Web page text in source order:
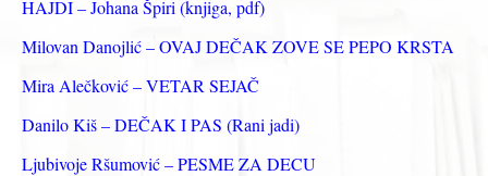
а
HAJDI – Johana Špiri (knjiga, pdf)
Milovan Danojlić – OVAJ DEČAK ZOVE SE PEPO KRSTA
Mira Alečković – VETAR SEJAČ
Danilo Kiš – DEČAK I PAS (Rani jadi)
Ljubivoje Ršumović – PESME ZA DECU